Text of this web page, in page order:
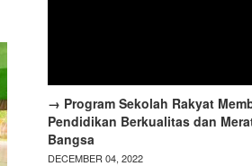
→ Program Sekolah Rakyat
Pendidikan Berkualitas dan
Bangsa
DECEMBER 04, 2022